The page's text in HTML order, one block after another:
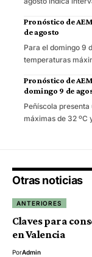
Pronóstico de
de agosto
Para el domingo 9
temperaturas
Pronóstico de
domingo 9 de
Peñíscola
máximas de 32 ºC
Otras noticias
ANTERIORES
Claves para
en Valencia
PorAdmin